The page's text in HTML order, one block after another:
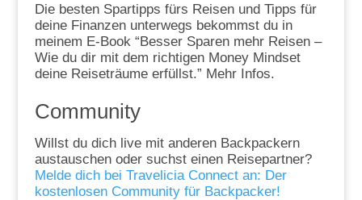
Die besten Spartipps fürs Reisen und Tipps für
deine Finanzen unterwegs bekommst du in
meinem E-Book “Besser Sparen mehr Reisen –
Wie du dir mit dem richtigen Money Mindset
deine Reiseträume erfüllst.” Mehr Infos.
Community
Willst du dich live mit anderen Backpackern
austauschen oder suchst einen Reisepartner?
Melde dich bei Travelicia Connect an: Der
kostenlosen Community für Backpacker!